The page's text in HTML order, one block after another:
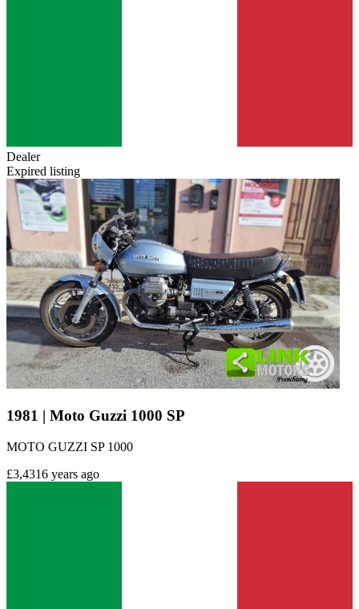
Dealer
Expired listing
1981 | Moto Guzzi 1000 SP
MOTO GUZZI SP 1000
£3,4316 years ago